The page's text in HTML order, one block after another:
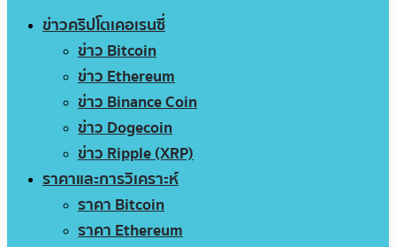
ข่าวคริปโตเคอเรนซี่
ข่าว Bitcoin
ข่าว Ethereum
ข่าว Binance Coin
ข่าว Dogecoin
ข่าว Ripple (XRP)
ราคาและการวิเคราะห์
ราคา Bitcoin
ราคา Ethereum